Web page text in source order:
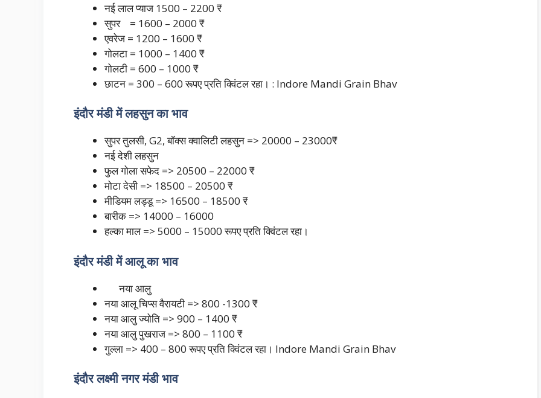
नई लाल प्याज 1500 – 2200 ₹
सुपर = 1600 – 2000 ₹
एवरेज = 1200 – 1600 ₹
गोलटा = 1000 – 1400 ₹
गोलटी = 600 – 1000 ₹
छाटन = 300 – 600 रूपए प्रति क्विंटल रहा। : Indore Mandi Grain Bhav
इंदौर मंडी में लहसुन का भाव
सुपर तुलसी, G2, बॉक्स क्वालिटी लहसुन => 20000 – 23000₹
नई देशी लहसुन
फुल गोला सफेद => 20500 – 22000 ₹
मोटा देसी => 18500 – 20500 ₹
मीडियम लड्डू => 16500 – 18500 ₹
बारीक => 14000 – 16000
हल्का माल => 5000 – 15000 रूपए प्रति क्विंटल रहा।
इंदौर मंडी में आलू का भाव
नया आलु
नया आलू चिप्स वैरायटी => 800 -1300 ₹
नया आलु ज्योति => 900 – 1400 ₹
नया आलु पुखराज => 800 – 1100 ₹
गुल्ला => 400 – 800 रूपए प्रति क्विंटल रहा। Indore Mandi Grain Bhav
इंदौर लक्ष्मी नगर मंडी भाव